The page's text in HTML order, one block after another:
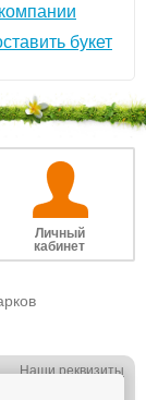
букет
Личный
кабинет
Наши реквизиты